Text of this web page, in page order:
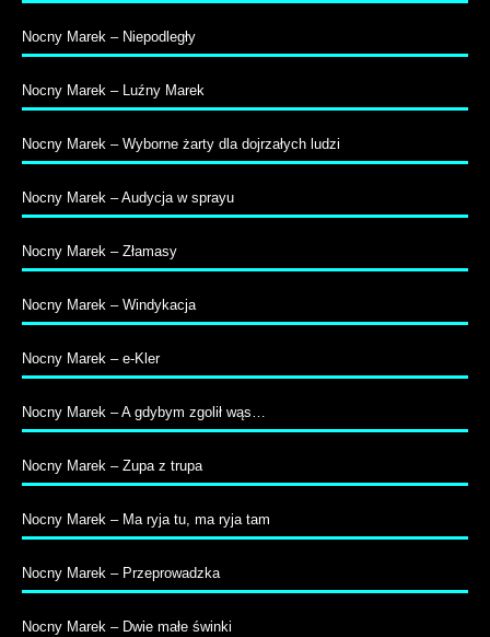
Nocny Marek – Niepodległy
Nocny Marek – Luźny Marek
Nocny Marek – Wyborne żarty dla dojrzałych ludzi
Nocny Marek – Audycja w sprayu
Nocny Marek – Złamasy
Nocny Marek – Windykacja
Nocny Marek – e-Kler
Nocny Marek – A gdybym zgolił wąs…
Nocny Marek – Zupa z trupa
Nocny Marek – Ma ryja tu, ma ryja tam
Nocny Marek – Przeprowadzka
Nocny Marek – Dwie małe świnki